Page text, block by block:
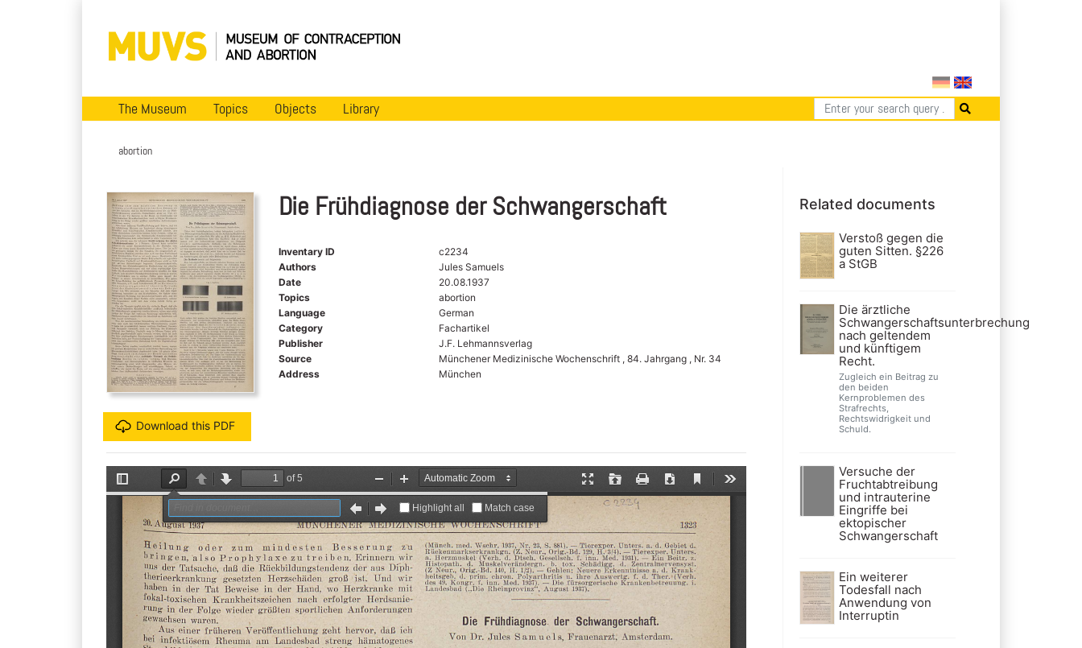
The Museum Topics Objects Library
abortion
Download this PDF
Die Frühdiagnose der Schwangerschaft
Inventary ID
c2234
Authors
Jules Samuels
Date
20.08.1937
Topics
abortion
Language
German
Category
Fachartikel
Publisher
J.F. Lehmannsverlag
Source
Münchener Medizinische Wochenschrift , 84. Jahrgang , Nr. 34
Address
München
Related documents
Verstoß gegen die
guten Sitten. §226
a StGB
Die ärztliche
Schwangerschaftsunterbrechung
nach geltendem
und künftigem
Recht.
Zugleich ein Beitrag zu
den beiden
Kernproblemen des
Strafrechts,
Rechtswidrigkeit und
Schuld.
Versuche der
Fruchtabtreibung
und intrauterine
Eingriffe bei
ektopischer
Schwangerschaft
Ein weiterer
Todesfall nach
Anwendung von
Interruptin